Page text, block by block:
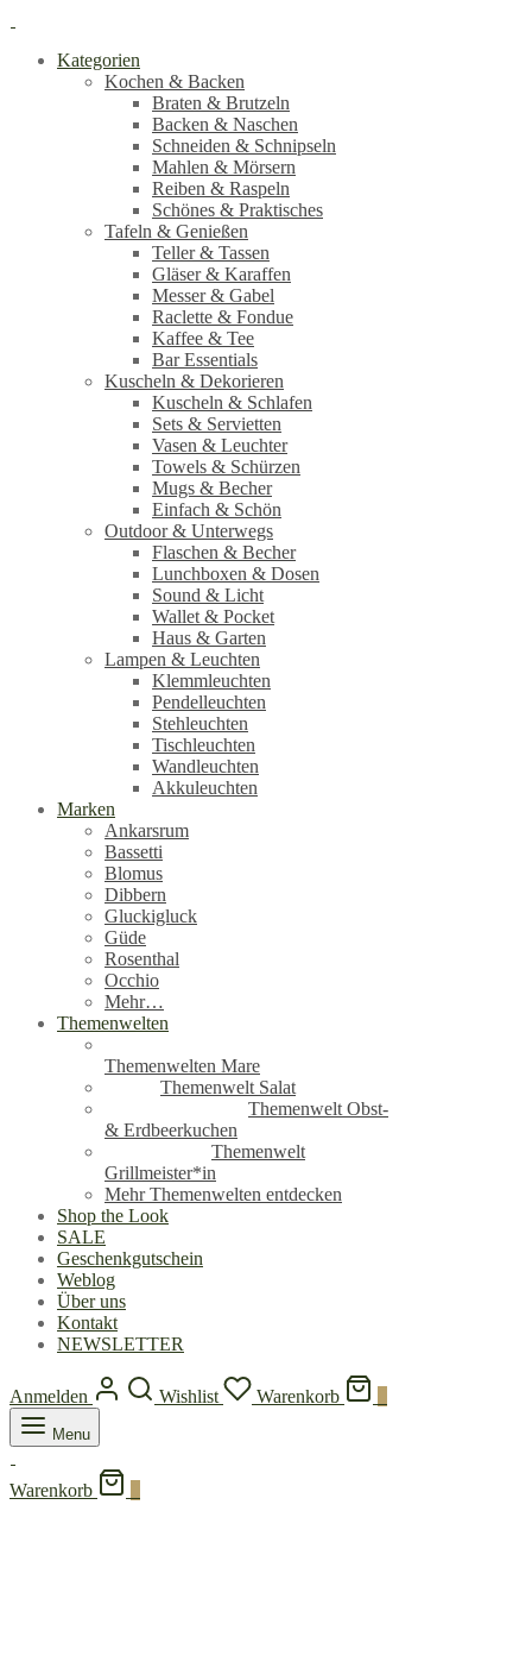
Kategorien
Kochen & Backen
Braten & Brutzeln
Backen & Naschen
Schneiden & Schnipseln
Mahlen & Mörsern
Reiben & Raspeln
Schönes & Praktisches
Tafeln & Genießen
Teller & Tassen
Gläser & Karaffen
Messer & Gabel
Raclette & Fondue
Kaffee & Tee
Bar Essentials
Kuscheln & Dekorieren
Kuscheln & Schlafen
Sets & Servietten
Vasen & Leuchter
Towels & Schürzen
Mugs & Becher
Einfach & Schön
Outdoor & Unterwegs
Flaschen & Becher
Lunchboxen & Dosen
Sound & Licht
Wallet & Pocket
Haus & Garten
Lampen & Leuchten
Klemmleuchten
Pendelleuchten
Stehleuchten
Tischleuchten
Wandleuchten
Akkuleuchten
Marken
Ankarsrum
Bassetti
Blomus
Dibbern
Gluckigluck
Güde
Rosenthal
Occhio
Mehr…
Themenwelten
Themenwelten Mare
Themenwelt Salat
Themenwelt Obst-
& Erdbeerkuchen
Themenwelt
Grillmeister*in
Mehr Themenwelten entdecken
Shop the Look
SALE
Geschenkgutschein
Weblog
Über uns
Kontakt
NEWSLETTER
Anmelden Wishlist Warenkorb
Menu
Warenkorb